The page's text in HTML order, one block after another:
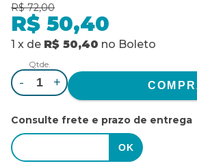
R$ 72,00
R$ 50,40
1 x de R$ 50,40 no Boleto
Qtde.
- +
Consulte frete e prazo de entrega